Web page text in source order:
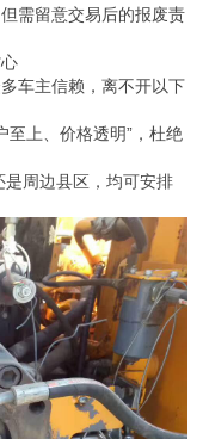
需留意交易后的报废责
车主信赖，离不开以下
至上、价格透明”，杜绝
是周边县区，均可安排